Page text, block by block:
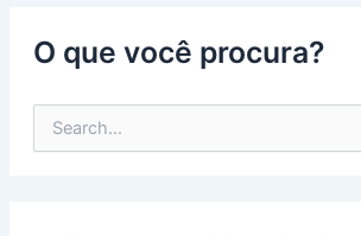
O que você procura?
e